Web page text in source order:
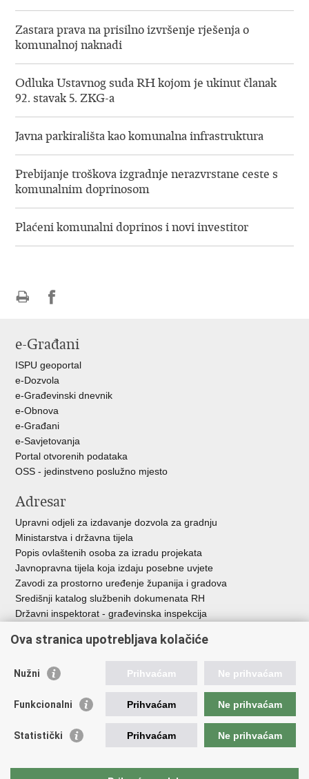
​Zastara prava na prisilno izvršenje rješenja o
komunalnoj naknadi
​Odluka Ustavnog suda RH kojom je ukinut članak
92. stavak 5. ZKG-a
​Javna parkirališta kao komunalna infrastruktura
Prebijanje troškova izgradnje nerazvrstane ceste s
komunalnim doprinosom
​Plaćeni komunalni doprinos i novi investitor
FacebookuTwitteru
e-Građani
ISPU geoportal
e-Dozvola
e-Građevinski dnevnik
e-Obnova
e-Građani
e-Savjetovanja
Portal otvorenih podataka
OSS - jedinstveno poslužno mjesto
Adresar
Upravni odjeli za izdavanje dozvola za gradnju
Ministarstva i državna tijela
Popis ovlaštenih osoba za izradu projekata
Javnopravna tijela koja izdaju posebne uvjete
Zavodi za prostorno uređenje županija i gradova
Središnji katalog službenih dokumenata RH
Državni inspektorat - građevinska inspekcija
Vlada Republike Hrvatske
Agencija za pravni promet i posredovanje nekretninama
Fond za zaštitu okoliša i energetsku učinkovitost
Državne nekretnine d.o.o.
Ova stranica upotrebljava kolačiće
Nužni Prihvaćam Ne prihvaćam
Funkcionalni Prihvaćam Ne prihvaćam
Statistički Prihvaćam Ne prihvaćam